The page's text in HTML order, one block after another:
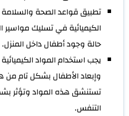
تطبيق قواعد الصحة والسلامة
الكيميائية في تسليك
حالة وجود أطفال داخل المنزل.
يجب استخدام المواد
وإبعاد الأطفال بشكل تام من
تستنشق هذه المواد وتؤثر
التنفس.